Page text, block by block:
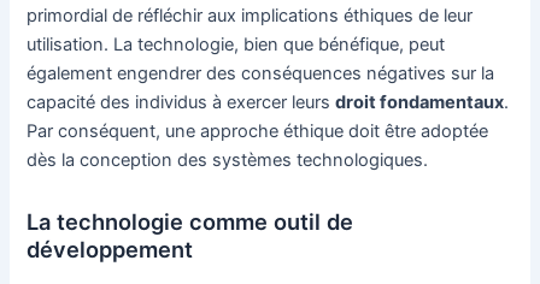
primordial de réfléchir aux implications éthiques de leur
utilisation. La technologie, bien que bénéfique, peut
également engendrer des conséquences négatives sur la
capacité des individus à exercer leursdroit fondamentaux.
Par conséquent, une approche éthique doit être adoptée
dès la conception des systèmes technologiques.
La technologie comme outil de
développement